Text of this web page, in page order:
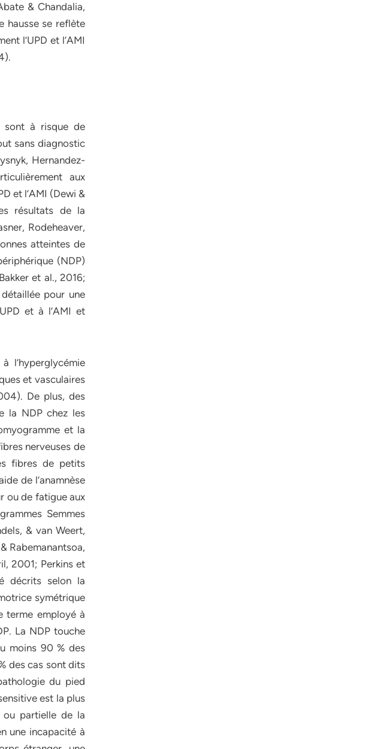
& Chandalia,
hausse se reflète
l’UPD et l’AMI
sont à risque de
sans diagnostic
Hernandez-
aux
et l’AMI (Dewi &
résultats de la
Rodeheaver,
atteintes de
(NDP)
et al., 2016;
pour une
et à l’AMI et
l’hyperglycémie
et vasculaires
De plus, des
la NDP chez les
et la
nerveuses de
fibres de petits
de l’anamnèse
ou de fatigue aux
Semmes
& van Weert,
Rabemanantsoa,
2001; Perkins et
décrits selon la
symétrique
terme employé à
La NDP touche
moins 90 % des
des cas sont dits
du pied
est la plus
ou partielle de la
une incapacité à